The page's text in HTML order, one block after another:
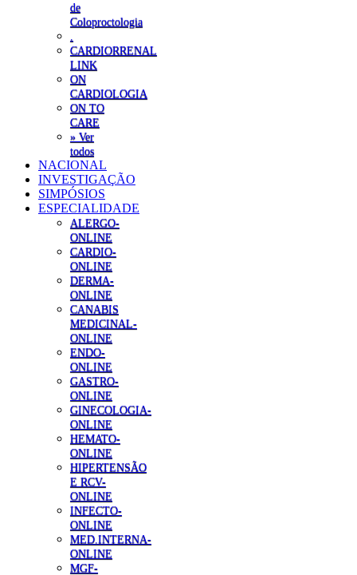
de
Coloproctologia
CARDIORRENAL
LINK
ON
CARDIOLOGIA
ON TO
CARE
» Ver
todos
NACIONAL
INVESTIGAÇÃO
SIMPÓSIOS
ESPECIALIDADE
ALERGO-
ONLINE
CARDIO-
ONLINE
DERMA-
ONLINE
CANABIS
MEDICINAL-
ONLINE
ENDO-
ONLINE
GASTRO-
ONLINE
GINECOLOGIA-
ONLINE
HEMATO-
ONLINE
HIPERTENSÃO
E RCV-
ONLINE
INFECTO-
ONLINE
MED.INTERNA-
ONLINE
MGF-